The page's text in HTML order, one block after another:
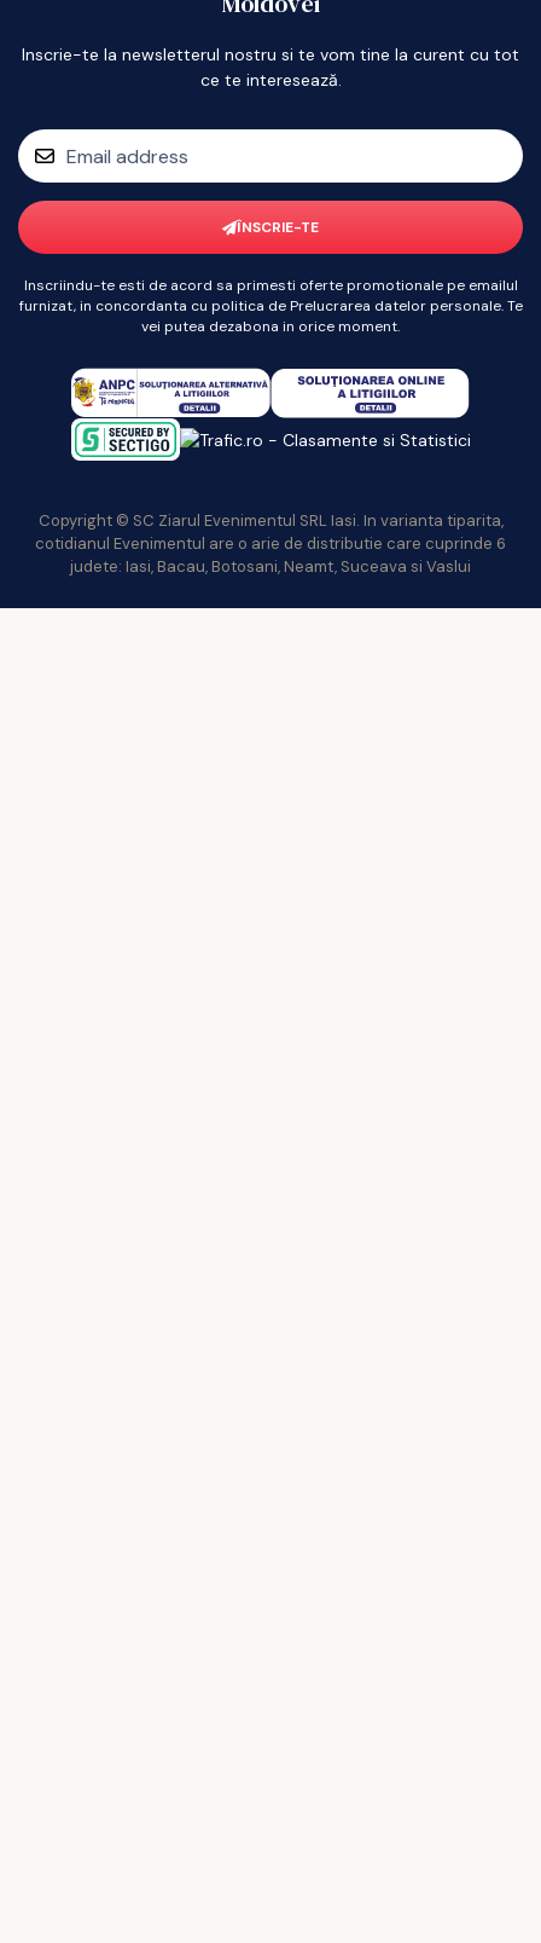
Inscrie-te la newsletterul nostru si te vom tine la curent cu tot
ce te interesează.
ÎNSCRIE-TE
Inscriindu-te esti de acord sa primesti oferte promotionale pe emailul
furnizat, in concordanta cu politica de Prelucrarea datelor personale. Te
vei putea dezabona in orice moment.
Copyright © SC Ziarul Evenimentul SRL Iasi. In varianta tiparita,
cotidianul Evenimentul are o arie de distributie care cuprinde 6
judete: Iasi, Bacau, Botosani, Neamt, Suceava si Vaslui